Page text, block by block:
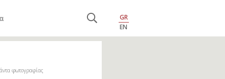
GR
EN
φωτογραφίας